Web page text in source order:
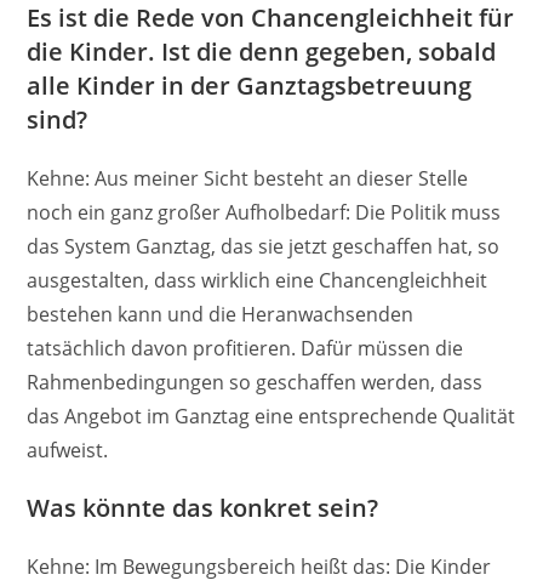
Es ist die Rede von Chancengleichheit für
die Kinder. Ist die denn gegeben, sobald
alle Kinder in der Ganztagsbetreuung
sind?
Kehne: Aus meiner Sicht besteht an dieser Stelle
noch ein ganz großer Aufholbedarf: Die Politik muss
das System Ganztag, das sie jetzt geschaffen hat, so
ausgestalten, dass wirklich eine Chancengleichheit
bestehen kann und die Heranwachsenden
tatsächlich davon profitieren. Dafür müssen die
Rahmenbedingungen so geschaffen werden, dass
das Angebot im Ganztag eine entsprechende Qualität
aufweist.
Was könnte das konkret sein?
Kehne: Im Bewegungsbereich heißt das: Die Kinder